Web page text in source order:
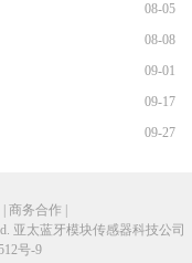
08-05
08-08
09-01
09-17
09-27
商务合作 |
亚太蓝牙模块传感器科技公司
号-9